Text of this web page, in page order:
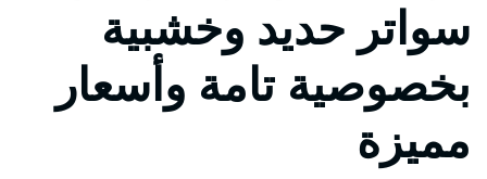
سواتر حديد وخشبية
بخصوصية تامة وأسعار
مميزة